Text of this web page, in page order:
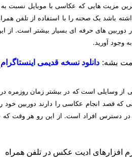
مزیت هایی که عکاسی با موبایل نسبت
دوربین های حرفه ای بسیار بیشتر است. از
وجود آورید.
بشه: دانلود نسخه قدیمی اینستاگرام
از وسایلی است که در بیشتر زمان روزمره
که قصد انجام عکاسی را دارند دوربین
دسترس افراد است. از این رو هر وقت که
افزارهای ادیت عکس در تلفن همراه